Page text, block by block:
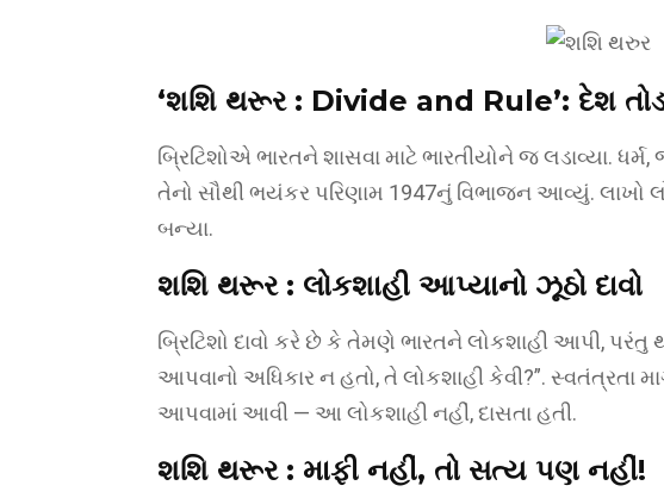
‘શશિ થરૂર : Divide and Rule’: દેશ
બ્રિટિશોએ ભારતને શાસવા માટે ભારતીયોને જ લડાવ્યા.
તેનો સૌથી ભયંકર પરિણામ 1947નું વિભાજન આવ્યું. લાખો
બન્યા.
શશિ થરૂર : લોકશાહી આપ્યાનો ઝૂઠો દાવો
બ્રિટિશો દાવો કરે છે કે તેમણે ભારતને લોકશાહી આપી,
આપવાનો અધિકાર ન હતો, તે લોકશાહી કેવી?”.
આપવામાં આવી — આ લોકશાહી નહીં, દાસતા હતી.
શશિ થરૂર : માફી નહીં, તો સત્ય પણ નહીં!